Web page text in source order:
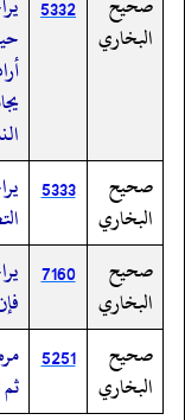
البخاري
5332
صحيح
البخاري
5333
صحيح
البخاري
7160
صحيح
البخاري
5251